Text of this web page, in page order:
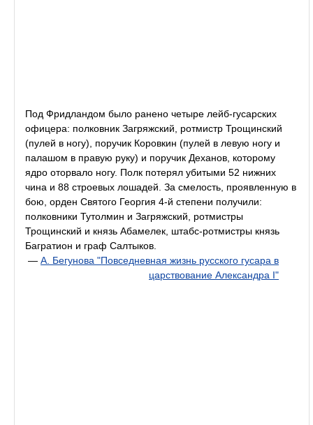
Под Фридландом было ранено четыре лейб-гусарских
офицера: полковник Загряжский, ротмистр Трощинский
(пулей в ногу), поручик Коровкин (пулей в левую ногу и
палашом в правую руку) и поручик Деханов, которому
ядро оторвало ногу. Полк потерял убитыми 52 нижних
чина и 88 строевых лошадей. За смелость, проявленную в
бою, орден Святого Георгия 4-й степени получили:
полковники Тутолмин и Загряжский, ротмистры
Трощинский и князь Абамелек, штабс-ротмистры князь
Багратион и граф Салтыков.
— А. Бегунова "Повседневная жизнь русского гусара в
царствование Александра I"